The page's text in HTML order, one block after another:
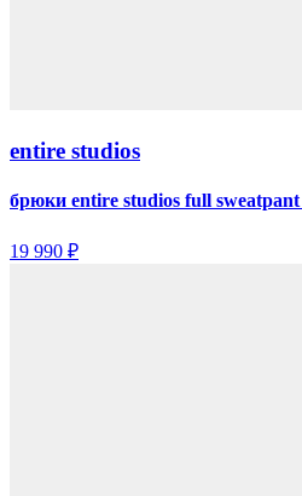
entire studios
брюки entire studios full
19 990 ₽